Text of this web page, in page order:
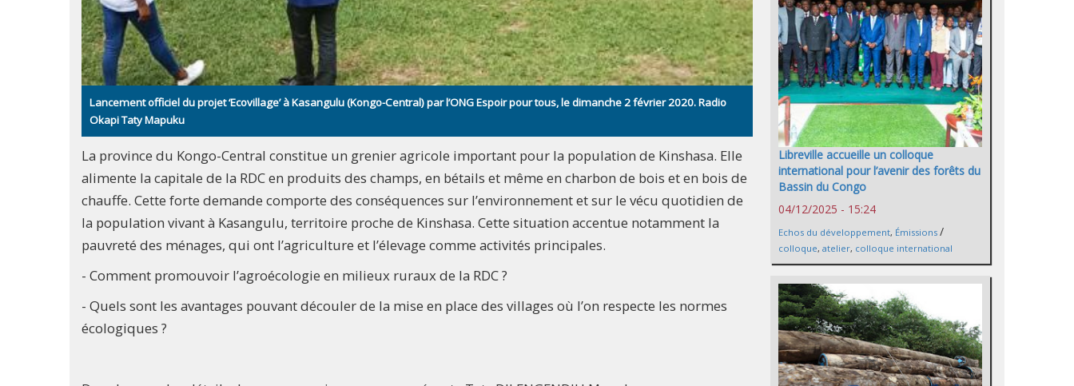
Lancement officiel du projet ‘Ecovillage’ à Kasangulu (Kongo-Central) par l’ONG Espoir pour tous, le dimanche 2 février 2020. Radio
Okapi Taty Mapuku
La province du Kongo-Central constitue un grenier agricole important pour la population de Kinshasa. Elle
alimente la capitale de la RDC en produits des champs, en bétails et même en charbon de bois et en bois de
chauffe. Cette forte demande comporte des conséquences sur l’environnement et sur le vécu quotidien de
la population vivant à Kasangulu, territoire proche de Kinshasa. Cette situation accentue notamment la
pauvreté des ménages, qui ont l’agriculture et l’élevage comme activités principales.
- Comment promouvoir l’agroécologie en milieux ruraux de la RDC ?
- Quels sont les avantages pouvant découler de la mise en place des villages où l’on respecte les normes
écologiques ?
Libreville accueille un colloque
international pour l’avenir des forêts du
Bassin du Congo
04/12/2025 - 15:24
Echos du développement, Émissions /
colloque, atelier, colloque international